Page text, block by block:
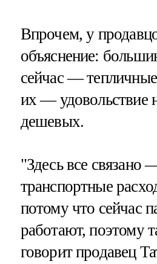
Впрочем, у
объяснение:
сейчас —
их — удовольствие
дешевых.
"Здесь все связано
транспортные
потому что сейчас
работают, поэтому
говорит продавец